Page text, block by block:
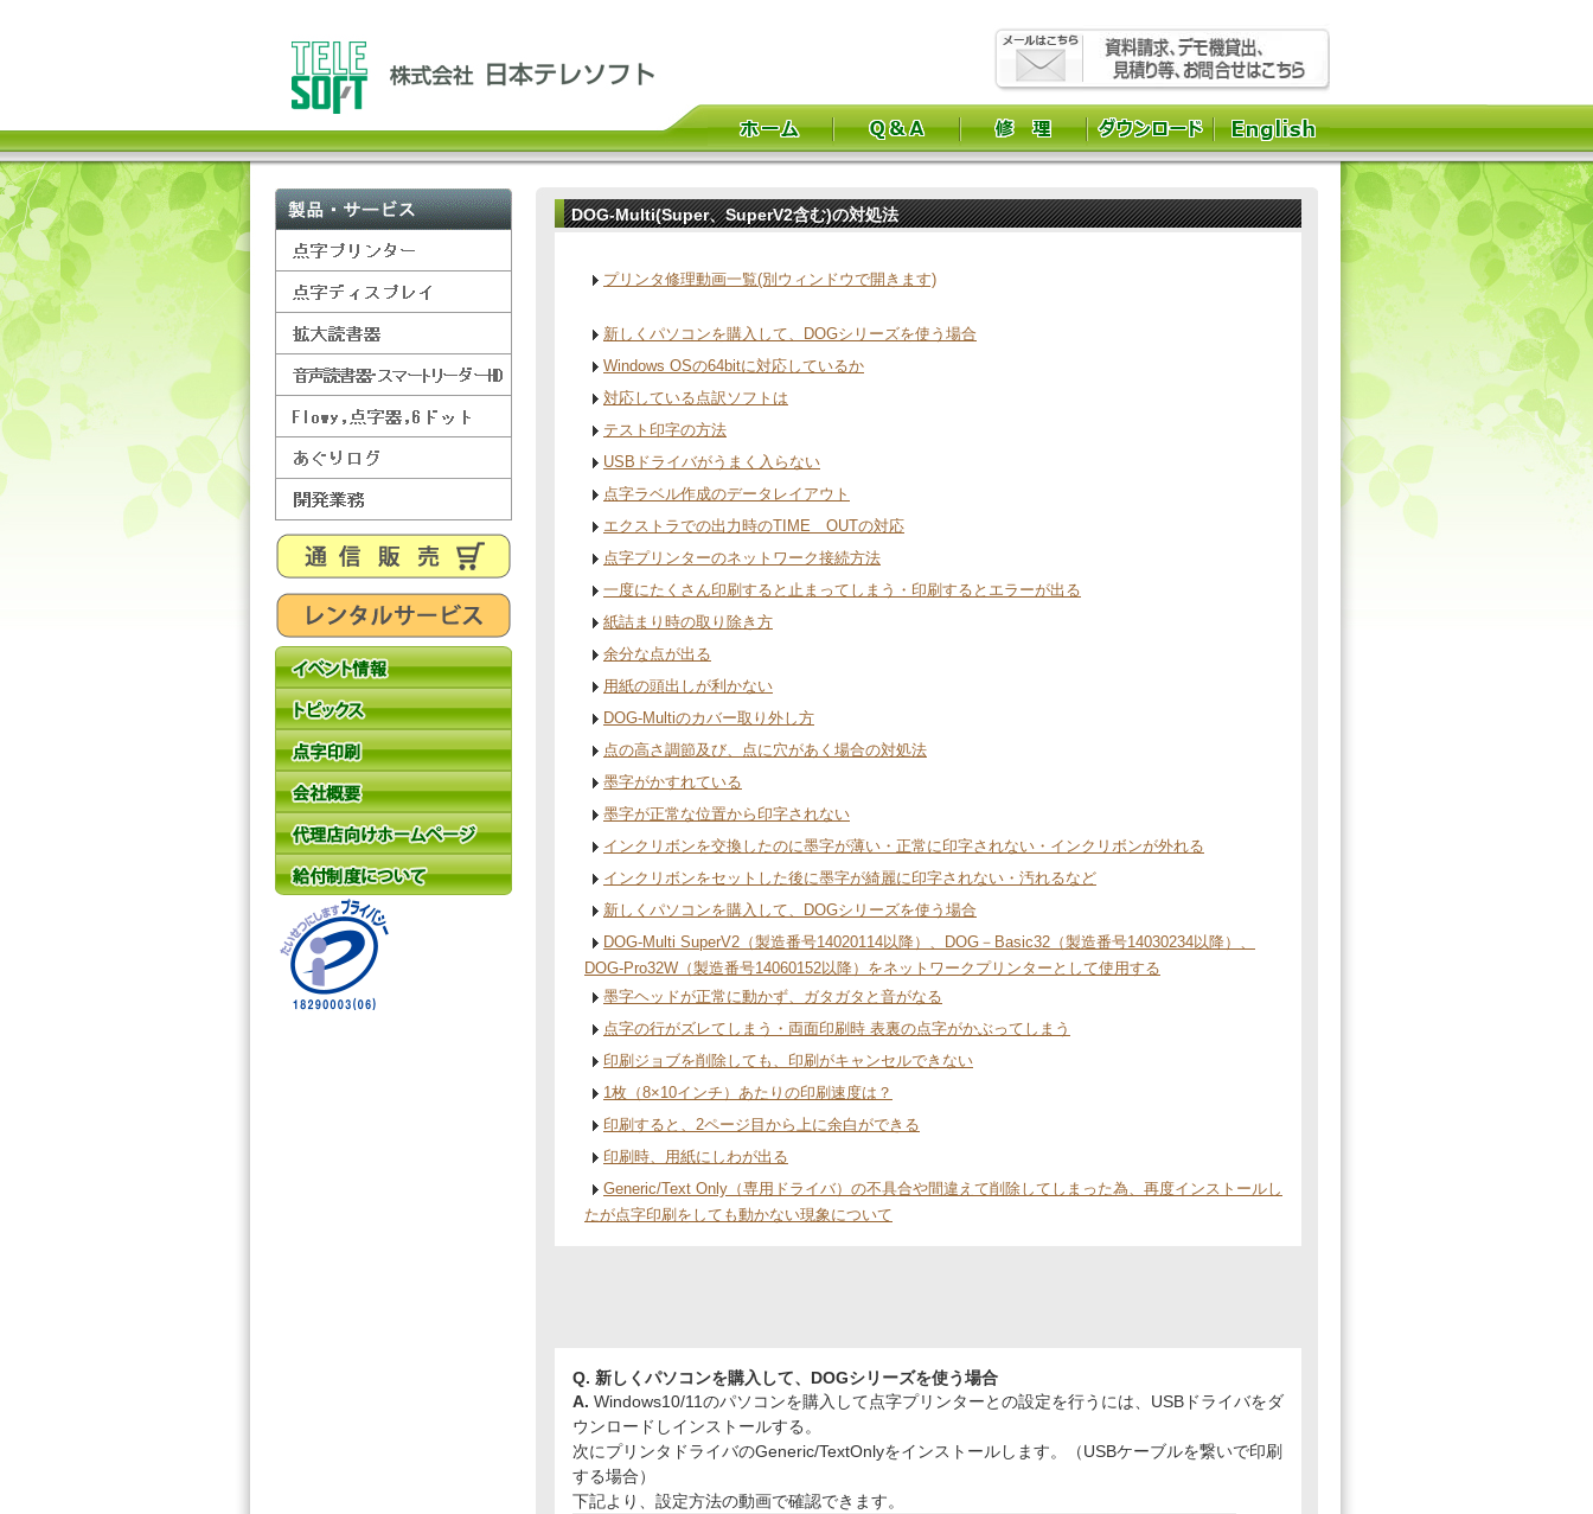
DOG-Multi(Super、SuperV2含む)の対処法
プリンタ修理動画一覧(別ウィンドウで開きます)
新しくパソコンを購入して、DOGシリーズを使う場合
Windows OSの64bitに対応しているか
対応している点訳ソフトは
テスト印字の方法
USBドライバがうまく入らない
点字ラベル作成のデータレイアウト
エクストラでの出力時のTIME OUTの対応
点字プリンターのネットワーク接続方法
一度にたくさん印刷すると止まってしまう・印刷するとエラーが出る
紙詰まり時の取り除き方
余分な点が出る
用紙の頭出しが利かない
DOG-Multiのカバー取り外し方
点の高さ調節及び、点に穴があく場合の対処法
墨字がかすれている
墨字が正常な位置から印字されない
インクリボンを交換したのに墨字が薄い・正常に印字されない・インクリボンが外れる
インクリボンをセットした後に墨字が綺麗に印字されない・汚れるなど
新しくパソコンを購入して、DOGシリーズを使う場合
DOG-Multi SuperV2（製造番号14020114以降）、DOG－Basic32（製造番号14030234以降）、
DOG-Pro32W（製造番号14060152以降）をネットワークプリンターとして使用する
墨字ヘッドが正常に動かず、ガタガタと音がなる
点字の行がズレてしまう・両面印刷時 表裏の点字がかぶってしまう
印刷ジョブを削除しても、印刷がキャンセルできない
1枚（8×10インチ）あたりの印刷速度は？
印刷すると、2ページ目から上に余白ができる
印刷時、用紙にしわが出る
Generic/Text Only（専用ドライバ）の不具合や間違えて削除してしまった為、再度インストールし
たが点字印刷をしても動かない現象について
Q. 新しくパソコンを購入して、DOGシリーズを使う場合
A. Windows10/11のパソコンを購入して点字プリンターとの設定を行うには、USBドライバをダ
ウンロードしインストールする。
次にプリンタドライバのGeneric/TextOnlyをインストールします。（USBケーブルを繋いで印刷
する場合）
下記より、設定方法の動画で確認できます。